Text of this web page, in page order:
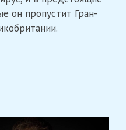
он пропустит Гран-